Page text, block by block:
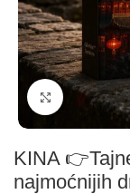
Klikni za
KINA
najmoćnijih